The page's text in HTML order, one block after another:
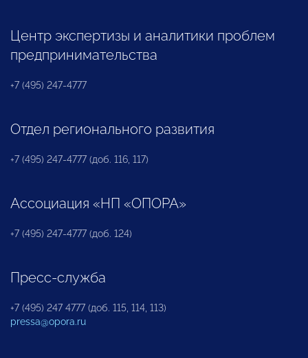
Центр экспертизы и аналитики проблем
предпринимательства
+7 (495) 247-4777
Отдел регионального развития
+7 (495) 247-4777 (доб. 116, 117)
Ассоциация «НП «ОПОРА»
+7 (495) 247-4777 (доб. 124)
Пресс-служба
+7 (495) 247 4777 (доб. 115, 114, 113)
pressa@opora.ru